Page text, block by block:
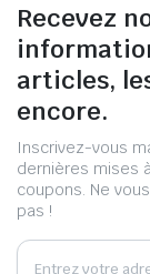
Recevez
articles,
encore.
Inscrivez-vous
dernières mises
coupons. Ne
pas !